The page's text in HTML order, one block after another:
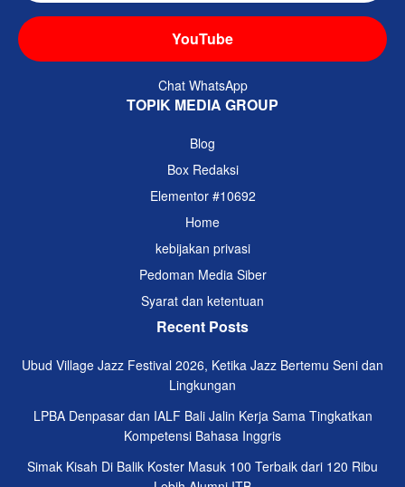
YouTube
Chat WhatsApp
TOPIK MEDIA GROUP
Blog
Box Redaksi
Elementor #10692
Home
kebijakan privasi
Pedoman Media Siber
Syarat dan ketentuan
Recent Posts
Ubud Village Jazz Festival 2026, Ketika Jazz Bertemu Seni dan
Lingkungan
LPBA Denpasar dan IALF Bali Jalin Kerja Sama Tingkatkan
Kompetensi Bahasa Inggris
Simak Kisah Di Balik Koster Masuk 100 Terbaik dari 120 Ribu